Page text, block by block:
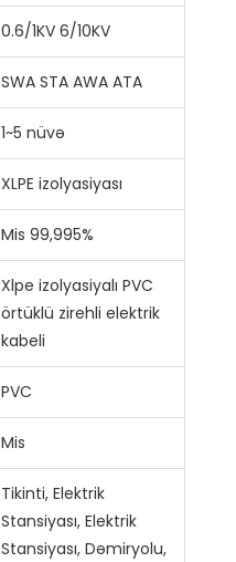
0.6/1KV 6/10KV
SWA STA AWA ATA
1~5 nüvə
XLPE izolyasiyası
Mis 99,995%
Xlpe izolyasiyalı PVC
örtüklü zirehli elektrik
kabeli
PVC
Mis
Tikinti, Elektrik
Stansiyası, Elektrik
Stansiyası, Dəmiryolu,